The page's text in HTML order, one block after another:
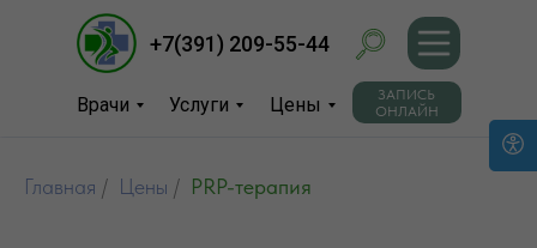
Вакансии
Цены
Услуги
Врачи
ЗАПИСЬ
ОНЛАЙН
+7(391) 209-55-44
Вакансии
Цены
Услуги
Врачи
ЗАПИСЬ
ОНЛАЙН
+7(391) 209-55-44
Главная / Цены / PRP-терапия